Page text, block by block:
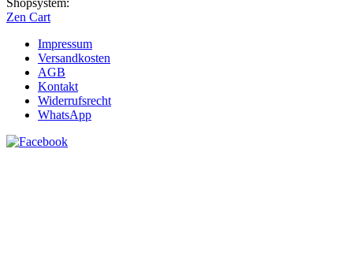
Shopsystem:
Zen Cart
Impressum
Versandkosten
AGB
Kontakt
Widerrufsrecht
WhatsApp